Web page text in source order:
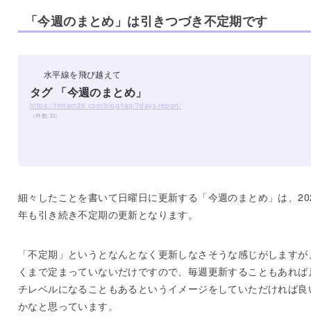
「今週のまとめ」は引きつづき不定期です
水平線を飛び越えて
タグ 「今週のまとめ」
https://timtam26.com/blog/tag/7days-report/
（件数:33）
細々したことを書いて日曜日に更新する「今週のまとめ」は、
年も引き続き不定期の更新となります。
「不定期」というとなんとなく更新しなさそうな感じがしますが
くまで定まっていないだけですので、毎週更新することもあれば
チレベルになることもあるというイメージをしていただければ良
かなと思っています。